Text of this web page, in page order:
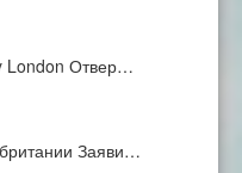
London Отвер…
Заяви…